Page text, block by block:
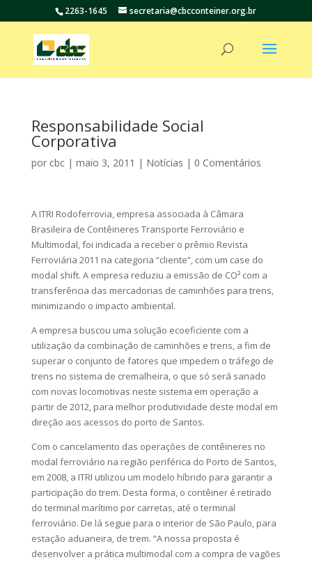
2263-1645 secretaria@cbcconteiner.org.br
Responsabilidade Social
Corporativa
por cbc| maio 3, 2011 | Notícias | 0 Comentários
A ITRI Rodoferrovia, empresa associada à Câmara
Brasileira de Contêineres Transporte Ferroviário e
Multimodal, foi indicada a receber o prêmio Revista
Ferroviária 2011 na categoria “cliente”, com um case do
modal shift. A empresa reduziu a emissão de CO² com a
transferência das mercadorias de caminhões para trens,
minimizando o impacto ambiental.
A empresa buscou uma solução ecoeficiente com a
utilização da combinação de caminhões e trens, a fim de
superar o conjunto de fatores que impedem o tráfego de
trens no sistema de cremalheira, o que só será sanado
com novas locomotivas neste sistema em operação a
partir de 2012, para melhor produtividade deste modal em
direção aos acessos do porto de Santos.
Com o cancelamento das operações de contêineres no
modal ferroviário na região periférica do Porto de Santos,
em 2008, a ITRI utilizou um modelo híbrido para garantir a
participação do trem. Desta forma, o contêiner é retirado
do terminal marítimo por carretas, até o terminal
ferroviário. De lá segue para o interior de São Paulo, para
estação aduaneira, de trem. “A nossa proposta é
desenvolver a prática multimodal com a compra de vagões